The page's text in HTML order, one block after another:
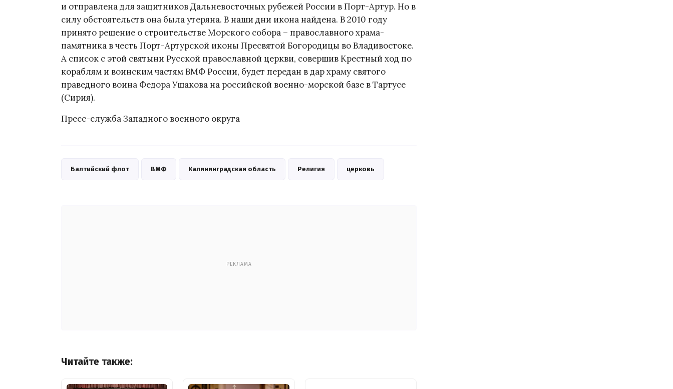
и отправлена для защитников Дальневосточных рубежей России в Порт-Артур. Но в
силу обстоятельств она была утеряна. В наши дни икона найдена. В 2010 году
принято решение о строительстве Морского собора – православного храма-
памятника в честь Порт-Артурской иконы Пресвятой Богородицы во Владивостоке.
А список с этой святыни Русской православной церкви, совершив Крестный ход по
кораблям и воинским частям ВМФ России, будет передан в дар храму святого
праведного воина Федора Ушакова на российской военно-морской базе в Тартусе
(Сирия).
Пресс-служба Западного военного округа
Балтийский флот ВМФ Калининградская область Религия церковь
РЕКЛАМА
Читайте также: